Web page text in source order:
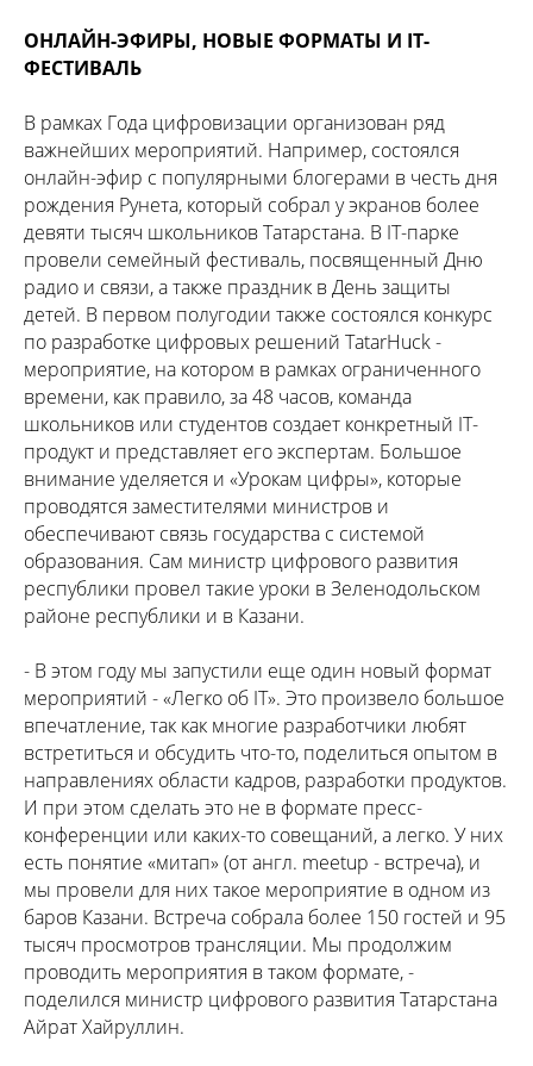
ОНЛАЙН-ЭФИРЫ, НОВЫЕ ФОРМАТЫ И IT-
ФЕСТИВАЛЬ
В рамках Года цифровизации организован ряд
важнейших мероприятий. Например, состоялся
онлайн-эфир с популярными блогерами в честь дня
рождения Рунета, который собрал у экранов более
девяти тысяч школьников Татарстана. В IT-парке
провели семейный фестиваль, посвященный Дню
радио и связи, а также праздник в День защиты
детей. В первом полугодии также состоялся конкурс
по разработке цифровых решений TatarHuck -
мероприятие, на котором в рамках ограниченного
времени, как правило, за 48 часов, команда
школьников или студентов создает конкретный IT-
продукт и представляет его экспертам. Большое
внимание уделяется и «Урокам цифры», которые
проводятся заместителями министров и
обеспечивают связь государства с системой
образования. Сам министр цифрового развития
республики провел такие уроки в Зеленодольском
районе республики и в Казани.
- В этом году мы запустили еще один новый формат
мероприятий - «Легко об IT». Это произвело большое
впечатление, так как многие разработчики любят
встретиться и обсудить что-то, поделиться опытом в
направлениях области кадров, разработки продуктов.
И при этом сделать это не в формате пресс-
конференции или каких-то совещаний, а легко. У них
есть понятие «митап» (от англ. meetup - встреча), и
мы провели для них такое мероприятие в одном из
баров Казани. Встреча собрала более 150 гостей и 95
тысяч просмотров трансляции. Мы продолжим
проводить мероприятия в таком формате, -
поделился министр цифрового развития Татарстана
Айрат Хайруллин.